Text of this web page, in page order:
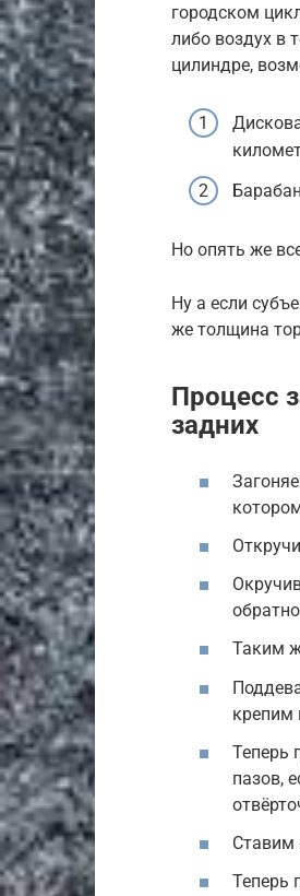
городском
либо воздух в
цилиндре,
Но опять же
Ну а если
же толщина
Процесс
задних
Таким
крепим
Теперь
пазов,
Ставим
Теперь